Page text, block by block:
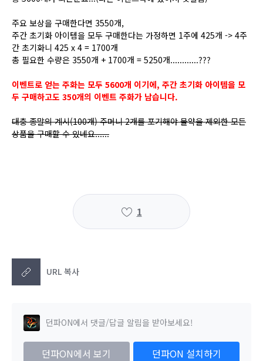
주요 보상을 구매한다면 3550개,
주간 초기화 아이템을 모두 구매한다는 가정하면 1주에 425개 -> 4주
간 초기화니 425 x 4 = 1700개
총 필요한 수량은 3550개 + 1700개 = 5250개............???
이벤트로 얻는 주화는 모두 5600개 이기에, 주간 초기화 아이템을 모
두 구매하고도 350개의 이벤트 주화가 남습니다.
대충 종말의 계시(100개) 주머니 2개를 포기해야 물약을 제외한 모든
상품을 구매할 수 있네요......
1
URL 복사
던파ON에서 댓글/답글 알림을 받아보세요!
던파ON에서 보기 던파ON 설치하기